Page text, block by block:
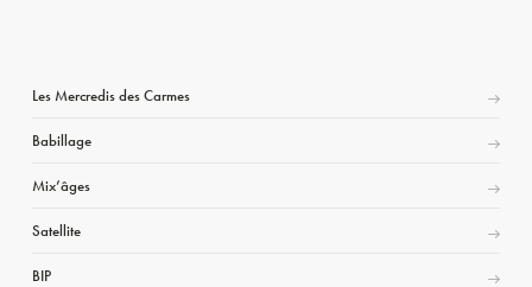
Les Mercredis des Carmes
Babillage
Mix’âges
Satellite
BIP